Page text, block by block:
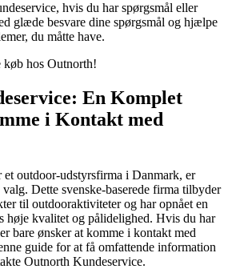
hvis du har spørgsmål eller
glæde besvare dine spørgsmål og hjælpe
du måtte have.
køb hos Outnorth!
En Komplet
i Kontakt med
outdoor-udstyrsfirma i Danmark, er
Dette svenske-baserede firma tilbyder
til outdooraktiviteter og har opnået en
høje kvalitet og pålidelighed. Hvis du har
bare ønsker at komme i kontakt med
guide for at få omfattende information
Outnorth Kundeservice.